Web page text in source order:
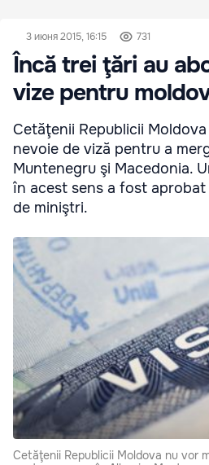
3 июня 2015, 16:15 731
Încă trei ţări au
vize pentru
Cetăţenii Republicii
nevoie de viză pentru a
Muntenegru şi Macedonia.
în acest sens a fost aprobat
de miniştri.
Cetăţenii Republicii Moldova nu vor